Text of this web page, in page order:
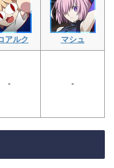
アルク マシュ
- -